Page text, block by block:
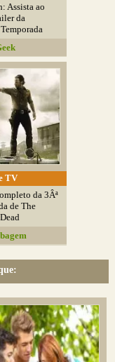
Assista ao
da
TV
da 3Âª
de The